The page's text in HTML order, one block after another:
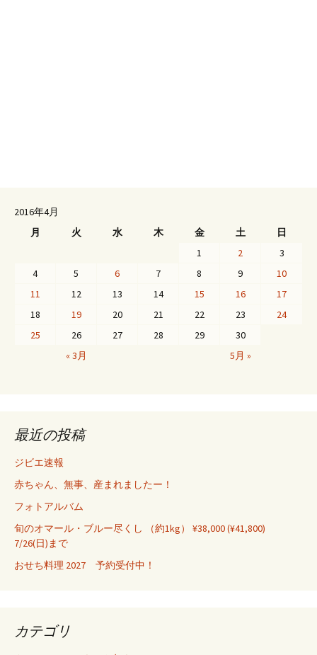
2016年4月
月
火 水 木 金 土 日
« 3月 5月 »
1 2
3
4
5 6 7 8 9
10
11
12 13 14 15 16
17
18
19 20 21 22 23
24
25
26 27 28 29 30
最近の投稿
ジビエ速報
赤ちゃん、無事、産まれましたー！
フォトアルバム
旬のオマール・ブルー尽くし （約1kg） ¥38,000 (¥41,800)
7/26(日)まで
おせち料理 2027 予約受付中！
カテゴリ